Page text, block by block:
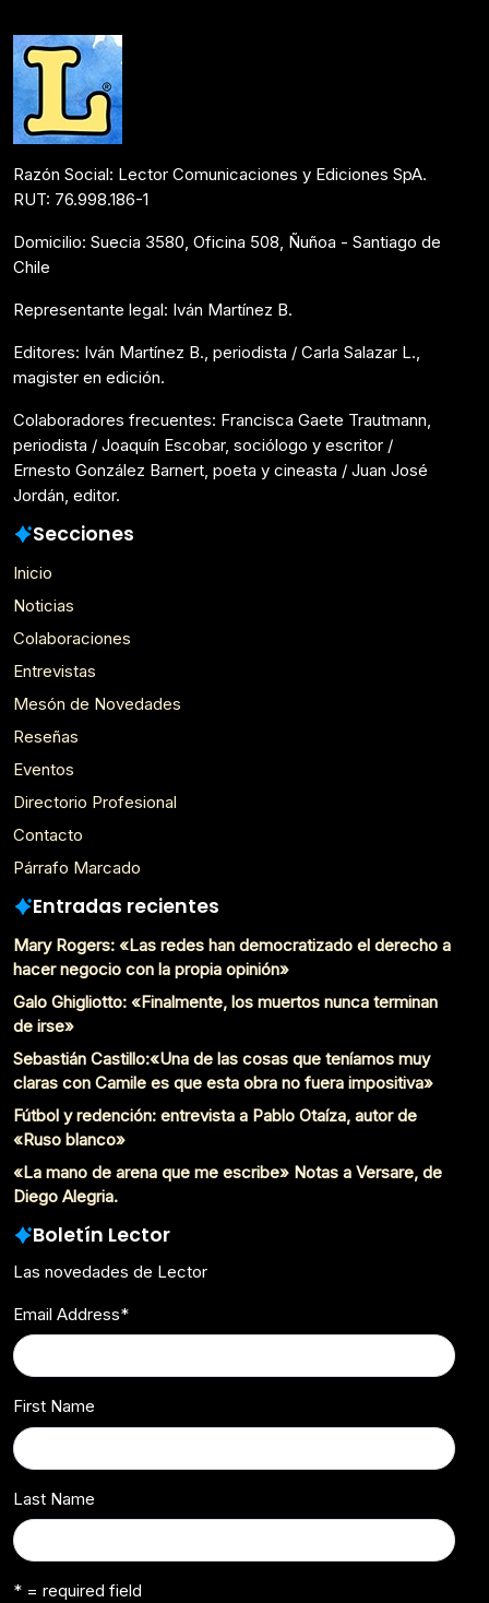
Razón Social: Lector Comunicaciones y Ediciones SpA.
RUT: 76.998.186-1
Domicilio: Suecia 3580, Oficina 508, Ñuñoa - Santiago de
Chile
Representante legal: Iván Martínez B.
Editores: Iván Martínez B., periodista / Carla Salazar L.,
magister en edición.
Colaboradores frecuentes: Francisca Gaete Trautmann,
periodista / Joaquín Escobar, sociólogo y escritor /
Ernesto González Barnert, poeta y cineasta / Juan José
Jordán, editor.
Secciones
Inicio
Noticias
Colaboraciones
Entrevistas
Mesón de Novedades
Reseñas
Eventos
Directorio Profesional
Contacto
Párrafo Marcado
Entradas recientes
Mary Rogers: «Las redes han democratizado el derecho a
hacer negocio con la propia opinión»
Galo Ghigliotto: «Finalmente, los muertos nunca terminan
de irse»
Sebastián Castillo:«Una de las cosas que teníamos muy
claras con Camile es que esta obra no fuera impositiva»
Fútbol y redención: entrevista a Pablo Otaíza, autor de
«Ruso blanco»
«La mano de arena que me escribe» Notas a Versare, de
Diego Alegria.
Boletín Lector
Las novedades de Lector
Email Address*
First Name
Last Name
* = required field